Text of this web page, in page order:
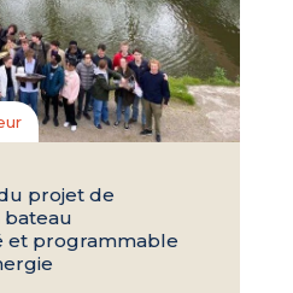
projet de
bateau
et programmable